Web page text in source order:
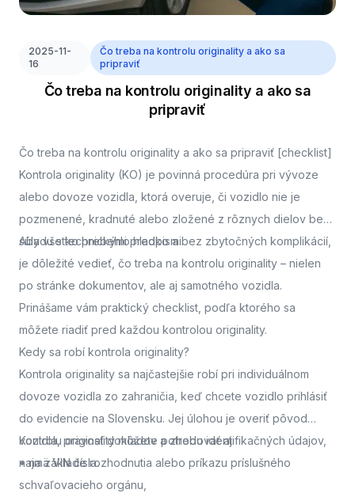
2025-11-
16
Čo treba na kontrolu originality a ako sa
pripraviť
Čo treba na kontrolu originality a ako sa
pripraviť
Čo treba na kontrolu originality a ako sa pripraviť [checklist]
Kontrola originality (KO) je povinná procedúra pri vývoze
alebo dovoze vozidla, ktorá overuje, či vozidlo nie je
pozmenené, kradnuté alebo zložené z rôznych dielov bez
súladu s technickými predpismi.
Aby všetko prebehlo hladko a bez zbytočných komplikácií,
je dôležité vedieť, čo treba na kontrolu originality – nielen
po stránke dokumentov, ale aj samotného vozidla.
Prinášame vám praktický checklist, podľa ktorého sa
môžete riadiť pred každou kontrolou originality.
Kedy sa robí kontrola originality?
Kontrola originality sa najčastejšie robí pri individuálnom
dovoze vozidla zo zahraničia, keď chcete vozidlo prihlásiť
do evidencie na Slovensku. Jej úlohou je overiť pôvod
vozidla, pravosť dokladov a zhodu identifikačných údajov,
najmä VIN čísla.
Kontrolu originality môžete potrebovať aj:
• na základe rozhodnutia alebo príkazu príslušného
schvaľovacieho orgánu,